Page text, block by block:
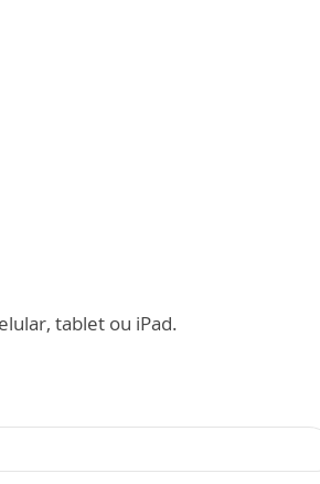
tablet ou iPad.